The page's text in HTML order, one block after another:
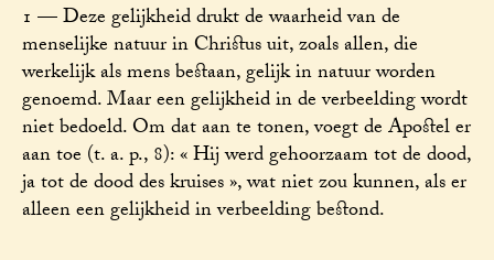
1 — Deze gelijkheid drukt de waarheid van de
menselijke natuur in Christus uit, zoals allen, die
werkelijk als mens bestaan, gelijk in natuur worden
genoemd. Maar een gelijkheid in de verbeelding wordt
niet bedoeld. Om dat aan te tonen, voegt de Apostel er
aan toe (t. a. p., 8): « Hij werd gehoorzaam tot de dood,
ja tot de dood des kruises », wat niet zou kunnen, als er
alleen een gelijkheid in verbeelding bestond.